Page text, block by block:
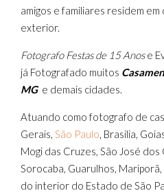
amigos e familiares residem
exterior.
Fotografo Festas de 15 Anose
já Fotografado muitos
MG e demais cidades.
Atuando como fotografo de
Gerais, São Paulo, Brasilia,
Mogi das Cruzes, São José dos
Sorocaba, Guarulhos,
do interior do Estado de São